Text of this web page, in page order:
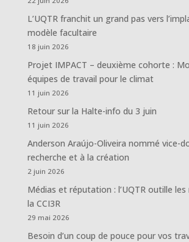
L’UQTR franchit un grand pas vers
modèle facultaire
18 juin 2026
Projet IMPACT – deuxième cohorte :
équipes de travail pour le climat
11 juin 2026
Retour sur la Halte-info du 3 juin
11 juin 2026
Anderson Araújo-Oliveira nommé vice-
recherche et à la création
2 juin 2026
Médias et réputation : l’UQTR outille
la CCI3R
29 mai 2026
Besoin d’un coup de pouce pour vos